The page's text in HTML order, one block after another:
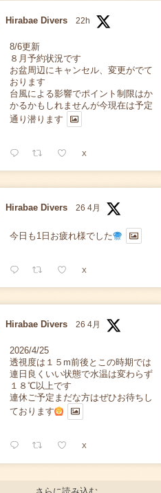
Hirabae Divers 22h
8/6更新
８月予約状況です
お盆周辺にキャンセル、変更がでて
おります
台風による影響でポイント制限はか
かるかもしれませんが今現在は予定
通り潜ります
X
Hirabae Divers 26 4月
今日も1日お疲れ様でした
X
Hirabae Divers 26 4月
2026/4/25
透視度は１５m前後とこの時期では
連日良くいい状態で水温は変わらず
１８℃以上です
連休ご予定まだな方はぜひお待ちし
ております
X
さらに読み込む